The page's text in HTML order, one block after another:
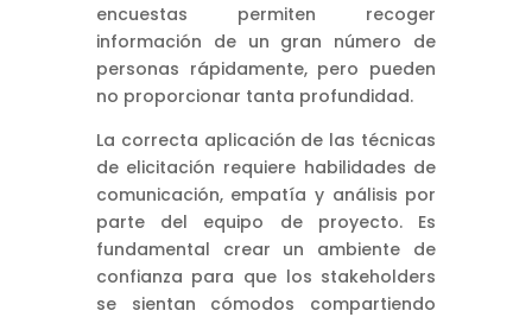
encuestas permiten recoger
información de un gran número de
personas rápidamente, pero pueden
no proporcionar tanta profundidad.
La correcta aplicación de las técnicas
de elicitación requiere habilidades de
comunicación, empatía y análisis por
parte del equipo de proyecto. Es
fundamental crear un ambiente de
confianza para que los stakeholders
se sientan cómodos compartiendo